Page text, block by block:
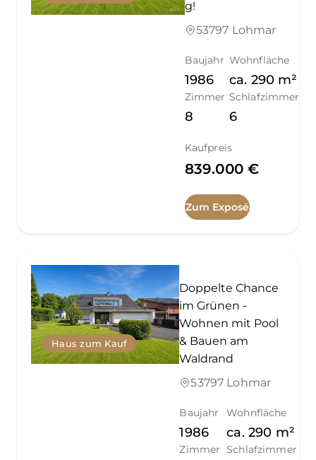
g!
53797 Lohmar
Baujahr
1986
Wohnfläche
ca. 290 m²
Zimmer
8
Schlafzimmer
6
Kaufpreis
839.000 €
Zum Exposé
Haus zum Kauf
Doppelte Chance
im Grünen -
Wohnen mit Pool
& Bauen am
Waldrand
53797 Lohmar
Baujahr
1986
Wohnfläche
ca. 290 m²
Zimmer Schlafzimmer